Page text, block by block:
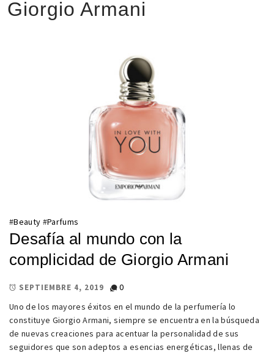
Giorgio Armani
#Beauty #Parfums
Desafía al mundo con la
complicidad de Giorgio Armani
SEPTIEMBRE 4, 2019
0
Uno de los mayores éxitos en el mundo de la perfumería lo
constituye Giorgio Armani, siempre se encuentra en la búsqueda
de nuevas creaciones para acentuar la personalidad de sus
seguidores que son adeptos a esencias energéticas, llenas de